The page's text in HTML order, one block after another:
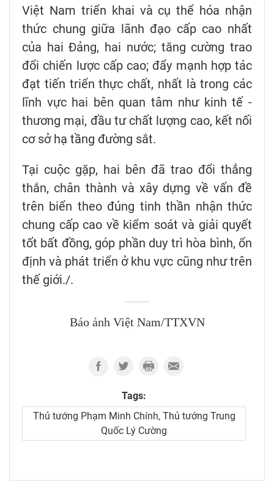
Việt Nam triển khai và cụ thể hóa nhận
thức chung giữa lãnh đạo cấp cao nhất
của hai Đảng, hai nước; tăng cường trao
đổi chiến lược cấp cao; đẩy mạnh hợp tác
đạt tiến triển thực chất, nhất là trong các
lĩnh vực hai bên quan tâm như kinh tế -
thương mại, đầu tư chất lượng cao, kết nối
cơ sở hạ tầng đường sắt.
Tại cuộc gặp, hai bên đã trao đổi thẳng
thắn, chân thành và xây dựng về vấn đề
trên biển theo đúng tinh thần nhận thức
chung cấp cao về kiểm soát và giải quyết
tốt bất đồng, góp phần duy trì hòa bình, ổn
định và phát triển ở khu vực cũng như trên
thế giới./.
Báo ảnh Việt Nam/TTXVN
Tags:
Thủ tướng Phạm Minh Chính, Thủ tướng Trung
Quốc Lý Cường